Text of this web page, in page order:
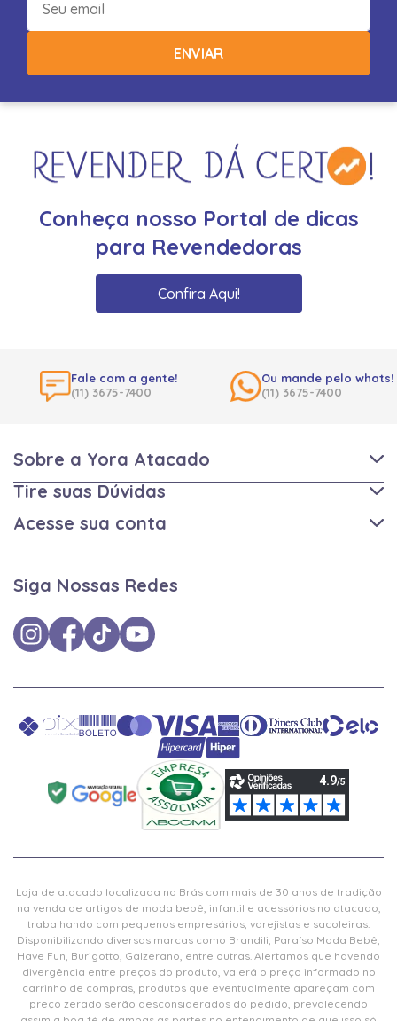
ENVIAR
Conheça nosso Portal de dicas
para Revendedoras
Confira Aqui!
Fale com a gente!
(11) 3675-7400
Ou mande pelo whats!
(11) 3675-7400
Sobre a Yora Atacado
Tire suas Dúvidas
Acesse sua conta
Siga Nossas Redes
Loja de atacado localizada no Brás com mais de 30 anos de tradição
na venda de artigos de moda bebê, infantil e acessórios no atacado,
trabalhando com pequenos empresários, varejistas e sacoleiras.
Disponibilizando diversas marcas como Brandili, Paraíso Moda Bebê,
Have Fun, Burigotto, Galzerano, entre outras. Alertamos que havendo
divergência entre preços do produto, valerá o preço informado no
carrinho de compras, produtos que eventualmente apareçam com
preço zerado serão desconsiderados do pedido, prevalecendo